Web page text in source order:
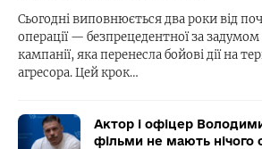
Сьогодні виповнюється два роки від
операції — безпрецедентної за
кампанії, яка перенесла бойові дії на
агресора. Цей крок…
Актор і офіцер
фільми не мають нічого